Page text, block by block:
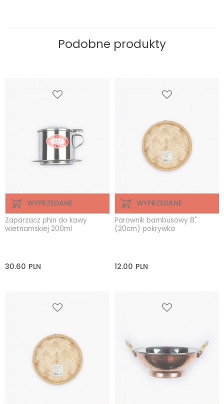
Podobne produkty
WYPRZEDANE
Zaparzacz phin do kawy
wietnamskiej 200ml
30.60 PLN
WYPRZEDANE
Parownik bambusowy 8"
(20cm) pokrywka
12.00 PLN